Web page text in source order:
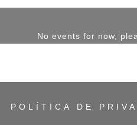
No events for now,
POLÍTICA DE